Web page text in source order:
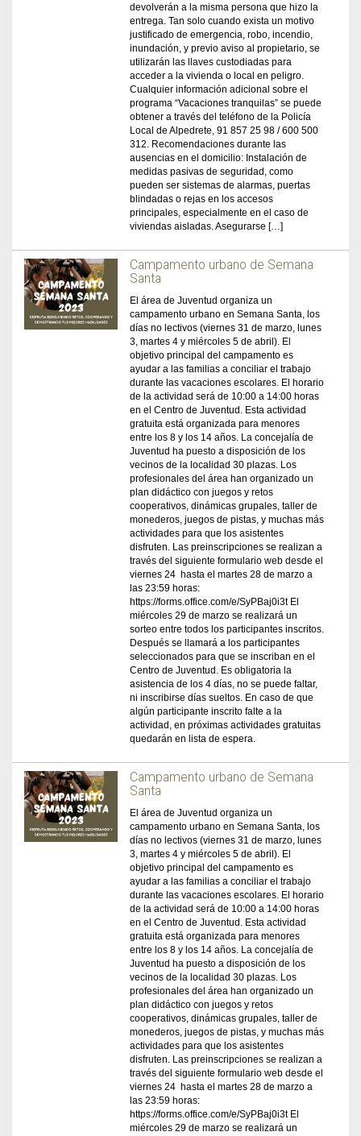
devolverán a la misma persona que hizo la
entrega. Tan solo cuando exista un motivo
justificado de emergencia, robo, incendio,
inundación, y previo aviso al propietario, se
utilizarán las llaves custodiadas para
acceder a la vivienda o local en peligro.
Cualquier información adicional sobre el
programa “Vacaciones tranquilas” se puede
obtener a través del teléfono de la Policía
Local de Alpedrete, 91 857 25 98 / 600 500
312. Recomendaciones durante las
ausencias en el domicilio: Instalación de
medidas pasivas de seguridad, como
pueden ser sistemas de alarmas, puertas
blindadas o rejas en los accesos
principales, especialmente en el caso de
viviendas aisladas. Asegurarse […]
Campamento urbano de Semana
Santa
El área de Juventud organiza un
campamento urbano en Semana Santa, los
días no lectivos (viernes 31 de marzo, lunes
3, martes 4 y miércoles 5 de abril). El
objetivo principal del campamento es
ayudar a las familias a conciliar el trabajo
durante las vacaciones escolares. El horario
de la actividad será de 10:00 a 14:00 horas
en el Centro de Juventud. Esta actividad
gratuita está organizada para menores
entre los 8 y los 14 años. La concejalía de
Juventud ha puesto a disposición de los
vecinos de la localidad 30 plazas. Los
profesionales del área han organizado un
plan didáctico con juegos y retos
cooperativos, dinámicas grupales, taller de
monederos, juegos de pistas, y muchas más
actividades para que los asistentes
disfruten. Las preinscripciones se realizan a
través del siguiente formulario web desde el
viernes 24 hasta el martes 28 de marzo a
las 23:59 horas:
https://forms.office.com/e/SyPBaj0i3t El
miércoles 29 de marzo se realizará un
sorteo entre todos los participantes inscritos.
Después se llamará a los participantes
seleccionados para que se inscriban en el
Centro de Juventud. Es obligatoria la
asistencia de los 4 días, no se puede faltar,
ni inscribirse días sueltos. En caso de que
algún participante inscrito falte a la
actividad, en próximas actividades gratuitas
quedarán en lista de espera.
Campamento urbano de Semana
Santa
El área de Juventud organiza un
campamento urbano en Semana Santa, los
días no lectivos (viernes 31 de marzo, lunes
3, martes 4 y miércoles 5 de abril). El
objetivo principal del campamento es
ayudar a las familias a conciliar el trabajo
durante las vacaciones escolares. El horario
de la actividad será de 10:00 a 14:00 horas
en el Centro de Juventud. Esta actividad
gratuita está organizada para menores
entre los 8 y los 14 años. La concejalía de
Juventud ha puesto a disposición de los
vecinos de la localidad 30 plazas. Los
profesionales del área han organizado un
plan didáctico con juegos y retos
cooperativos, dinámicas grupales, taller de
monederos, juegos de pistas, y muchas más
actividades para que los asistentes
disfruten. Las preinscripciones se realizan a
través del siguiente formulario web desde el
viernes 24 hasta el martes 28 de marzo a
las 23:59 horas:
https://forms.office.com/e/SyPBaj0i3t El
miércoles 29 de marzo se realizará un